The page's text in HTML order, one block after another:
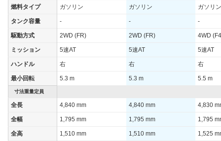
WLTCモード(郊
- - -
速道路)
- - -
JC08モード - - -
1015モード 11.2km/L 8.6km/L 9.2km/L
60km定地 - - -
燃料タイプ ガソリン ガソリン ガソリン
タンク容量 - - -
駆動方式 2WD (FR) 2WD (FR) 4WD
ミッション 5速AT 5速AT 5速AT
ハンドル 右 右 右
最小回転 5.3 m 5.3 m 5.5 m
寸法重量定員
全長 4,840 mm 4,840 mm 4,830
全幅 1,795 mm 1,795 mm 1,795
全高 1,510 mm 1,510 mm 1,525